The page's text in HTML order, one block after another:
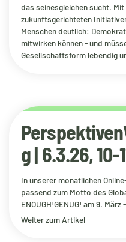
das seinesgleichen sucht.
zukunftsgerichteten
Menschen deutlich:
mitwirken können - und
Gesellschaftsform lebendig
g | 6.3.26, 10-
In unserer monatlichen
passend zum Motto des
ENOUGH!GENUG! am 9.
Weiter zum Artikel